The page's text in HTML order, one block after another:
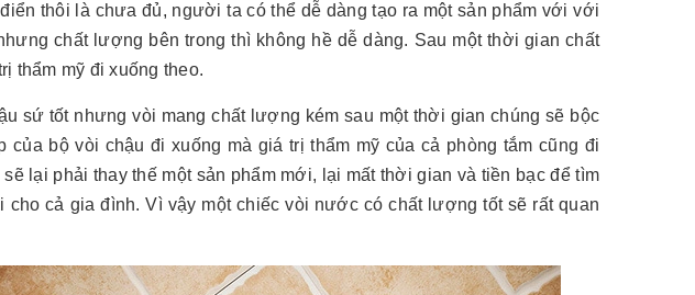
thôi là chưa đủ, người ta có thể dễ dàng tạo ra một sản phẩm với với
chất lượng bên trong thì không hề dễ dàng. Sau một thời gian chất
thẩm mỹ đi xuống theo.
sứ tốt nhưng vòi mang chất lượng kém sau một thời gian chúng sẽ bộc
bộ vòi chậu đi xuống mà giá trị thẩm mỹ của cả phòng tắm cũng đi
lại phải thay thế một sản phẩm mới, lại mất thời gian và tiền bạc để tìm
cho cả gia đình. Vì vậy một chiếc vòi nước có chất lượng tốt sẽ rất quan